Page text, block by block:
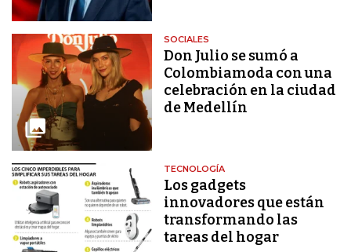
SOCIALES
Don Julio se sumó a
Colombiamoda con una
celebración en la ciudad
de Medellín
TECNOLOGÍA
Los gadgets
innovadores que están
transformando las
tareas del hogar